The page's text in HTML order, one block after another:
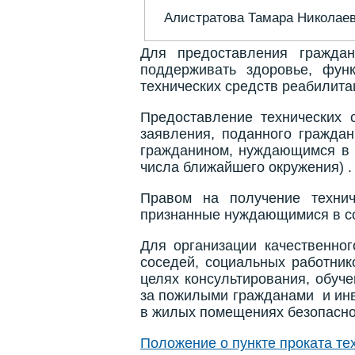
Алистратова Тамара
Для предоставления
поддерживать здоровье,
технических средств
Предоставление
заявления, поданного
гражданином, нуждающимся в
числа ближайшего окружения) .
Правом на получение
признанные нуждающимися в
Для организации
соседей, социальных
целях консультирования,
за пожилыми гражданами и
в жилых помещениях
Положение о пункте проката